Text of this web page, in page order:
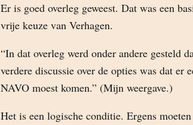
Er is goed overleg geweest. Dat was een
vrije keuze van Verhagen.
“In dat overleg werd onder andere gesteld
verdere discussie over de opties was dat er
NAVO moest komen.” (Mijn weergave.)
Het is een logische conditie. Ergens